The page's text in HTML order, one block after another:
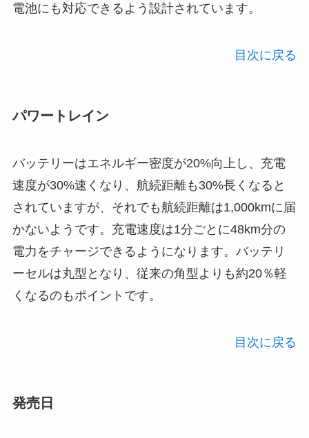
電池にも対応できるよう設計されています。
目次に戻る
パワートレイン
バッテリーはエネルギー密度が20%向上し、充電
速度が30%速くなり、航続距離も30%長くなると
されていますが、それでも航続距離は1,000kmに届
かないようです。充電速度は1分ごとに48km分の
電力をチャージできるようになります。バッテリ
ーセルは丸型となり、従来の角型よりも約20％軽
くなるのもポイントです。
目次に戻る
発売日